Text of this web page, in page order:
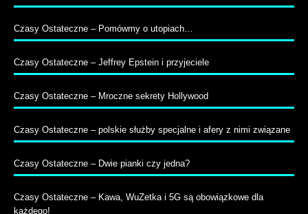
Czasy Ostateczne – Pomówmy o utopiach…
Czasy Ostateczne – Jeffrey Epstein i przyjeciele
Czasy Ostateczne – Mroczne sekrety Hollywood
Czasy Ostateczne – polskie służby specjalne i afery z nimi związane
Czasy Ostateczne – Dwie pianki czy jedna?
Czasy Ostateczne – Kawa, WuZetka i 5G są obowiązkowe dla
każdego!